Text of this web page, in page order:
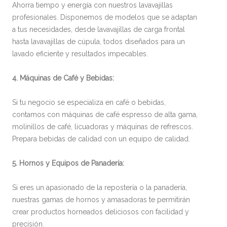
Ahorra tiempo y energía con nuestros lavavajillas
profesionales. Disponemos de modelos que se adaptan
a tus necesidades, desde lavavajillas de carga frontal
hasta lavavajillas de cúpula, todos diseñados para un
lavado eficiente y resultados impecables.
4. Máquinas de Café y Bebidas:
Si tu negocio se especializa en café o bebidas,
contamos con máquinas de café espresso de alta gama,
molinillos de café, licuadoras y máquinas de refrescos.
Prepara bebidas de calidad con un equipo de calidad.
5. Hornos y Equipos de Panadería:
Si eres un apasionado de la repostería o la panadería,
nuestras gamas de hornos y amasadoras te permitirán
crear productos horneados deliciosos con facilidad y
precisión.